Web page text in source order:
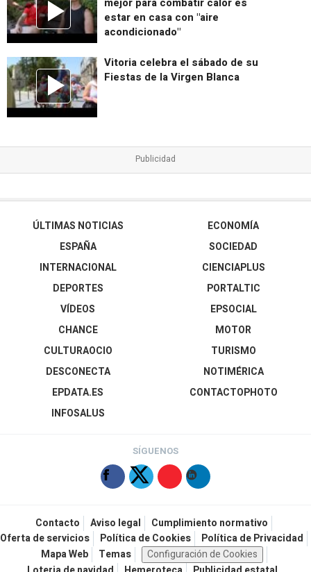
estar en casa con "aire
acondicionado"
Vitoria celebra el sábado de su
Fiestas de la Virgen Blanca
ÚLTIMAS NOTICIAS
ESPAÑA
INTERNACIONAL
DEPORTES
VÍDEOS
ECONOMÍA
SOCIEDAD
CIENCIAPLUS
PORTALTIC
EPSOCIAL
CHANCE
CULTURAOCIO
DESCONECTA
EPDATA.ES
INFOSALUS
MOTOR
TURISMO
NOTIMÉRICA
CONTACTOPHOTO
SÍGUENOS
Contacto Aviso legal
Cumplimiento normativo
Oferta de servicios
Política de Cookies
Política de Privacidad
Mapa Web
Temas
Configuración de Cookies